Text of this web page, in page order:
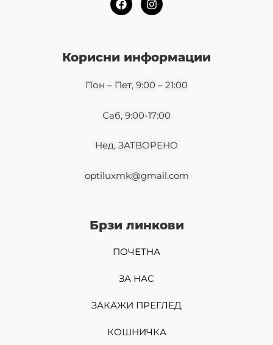
a
o
o
n
g
r
m
Корисни информации
Пон – Пет, 9:00 – 21:00
Саб, 9:00-17:00
Нед, ЗАТВОРЕНО
optiluxmk@gmail.com
Брзи линкови
ПОЧЕТНА
ЗА НАС
ЗАКАЖИ ПРЕГЛЕД
КОШНИЧКА